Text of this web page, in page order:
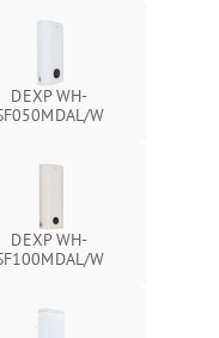
DEXP WH-
W
DEXP WH-
W